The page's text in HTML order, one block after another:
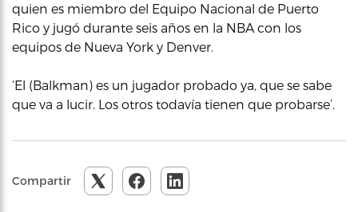
quien es miembro del Equipo Nacional de Puerto
Rico y jugó durante seis años en la NBA con los
equipos de Nueva York y Denver.
‘El (Balkman) es un jugador probado ya, que se sabe
que va a lucir. Los otros todavía tienen que probarse’.
Compartir